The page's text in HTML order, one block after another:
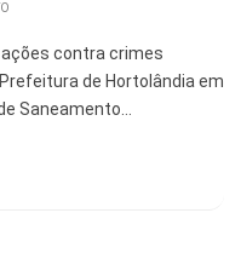
contra crimes
de Hortolândia em
Saneamento…